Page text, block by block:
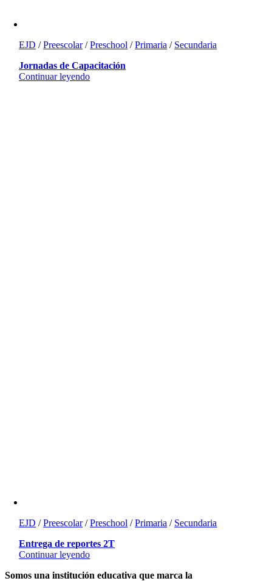
EJD /Preescolar/Preschool /Primaria / Secundaria
Jornadas de Capacitación
Continuar leyendo
EJD /Preescolar/Preschool /Primaria / Secundaria
Entrega de reportes 2T
Continuar leyendo
Somos una institución educativa que marca la